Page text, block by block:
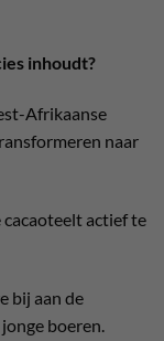
inhoudt?
Afrikaanse
naar
actief te
bij aan de
boeren.